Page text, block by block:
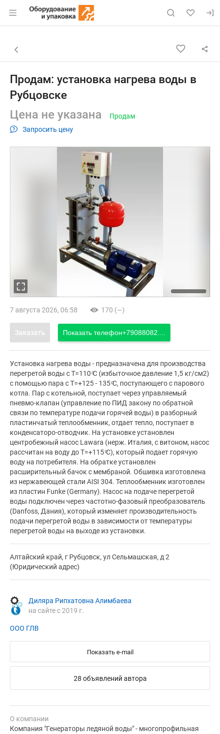
Раздел навигации по сайту eqinfo.ru
Объявление: Продам:
Навигация и управление объявлением
Назад к списку объявлений
Продам: установка нагрева воды в
Рубцовске
Цена не указана
Запросить цену
Продам
7 августа 2026, 06:58 170 (—)
Заказать Показать телефон+79088082....
Установка нагрева воды - предназначена для производства
перегретой воды с Т=110 ͦC (избыточное давление 1,5 кг/см2)
с помощью пара с Т=+125 - 135 ͦС, поступающего с парового
котла. Пар с котельной, поступает через управляемый
пневмо-клапан (управление по ПИД закону по обратной
связи по температуре подачи горячей воды) в разборный
пластинчатый теплообменник, отдает тепло, поступает в
конденсаторо-отводчик. На установке установлен
центробежный насос Lawara (нерж. Италия, с витоном, насос
рассчитан на воду до Т=+115 ͦC), который подает горячую
воду на потребителя. На обратке установлен
расширительный бачок с мембраной. Обшивка изготовлена
из нержавеющей стали AISI 304. Теплообменник изготовлен
из пластин Funke (Germany). Насос на подаче перегретой
воды подключен через частотно-фазовый преобразователь
(Danfoss, Дания), который изменяет производительность
подачи перегретой воды в зависимости от температуры
перегретой воды на выходе из установки.
Алтайский край, г Рубцовск, ул Сельмашская, д 2
(Юридический адрес)
Диляра Рипхатовна Алимбаева
на сайте с 2019 г.
ООО ГЛВ
Показать e-mail
28 объявлений автора
О компании
Компания "Генераторы ледяной воды" - многопрофильная